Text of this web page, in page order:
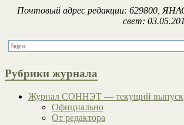
Почтовый адрес редакции: 629800,
свет:
Рубрики журнала
Журнал СОННЭТ — текущий выпуск
Официально
От редактора